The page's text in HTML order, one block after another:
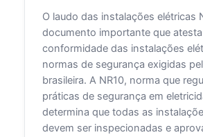
O laudo das instalações elétricas
documento importante que
conformidade das instalações
normas de segurança exigidas
brasileira. A NR10, norma que
práticas de segurança em
determina que todas as
devem ser inspecionadas e